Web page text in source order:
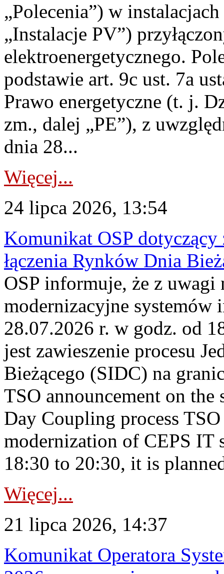
„Polecenia”) w
„Instalacje PV”)
elektroenergetycznego.
podstawie art. 9c ust. 7a
Prawo energetyczne (t. j.
zm., dalej „PE”), z
dnia 28...
Więcej...
24 lipca 2026, 13:54
Komunikat OSP dotyczący
łączenia Rynków Dnia
OSP informuje, że z uwagi
modernizacyjne
28.07.2026 r. w godz. od
jest zawieszenie procesu
Bieżącego (SIDC) na
TSO announcement on
Day Coupling process
modernization of CEPS IT
18:30 to 20:30, it is
Więcej...
21 lipca 2026, 14:37
Komunikat Operatora